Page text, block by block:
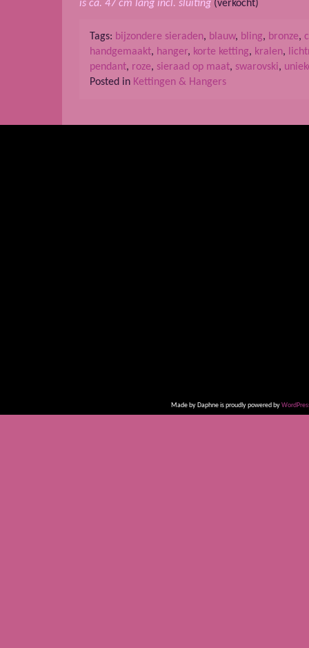
is ca. 47 cm lang incl. sluiting (verkocht)
Tags: bijzondere sieraden, blauw, bling, bronze,
handgemaakt, hanger, korte ketting, kralen,
pendant, roze, sieraad op maat, swarovski,
Posted in Kettingen & Hangers
Made by Daphne is proudly powered by